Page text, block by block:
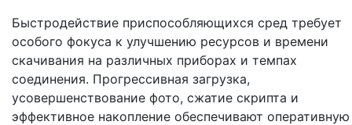
Быстродействие приспособляющихся сред требует
особого фокуса к улучшению ресурсов и времени
скачивания на различных приборах и темпах
соединения. Прогрессивная загрузка,
усовершенствование фото, сжатие скрипта и
эффективное накопление обеспечивают оперативную